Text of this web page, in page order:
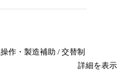
作・製造補助 / 交替制
詳細を表示